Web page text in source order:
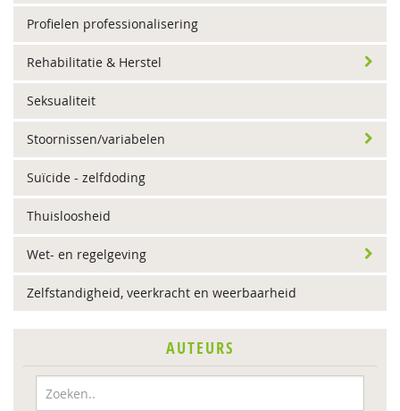
Profielen professionalisering
Rehabilitatie & Herstel
Seksualiteit
Stoornissen/variabelen
Suïcide - zelfdoding
Thuisloosheid
Wet- en regelgeving
Zelfstandigheid, veerkracht en weerbaarheid
AUTEURS